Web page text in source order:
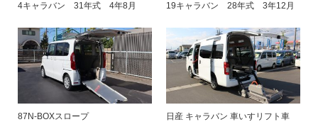
4キャラバン 31年式 4年8月 19キャラバン 28年式 3年12月
87N-BOXスロープ 日産 キャラバン 車いすリフト車